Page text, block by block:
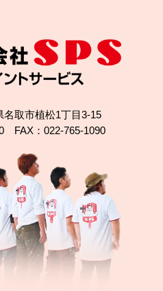
きる？名取市植松の無機
名取市植松1丁目3-15
FAX：022-765-1090